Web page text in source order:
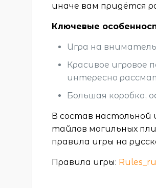
иначе вам придётся
Ключевые
Игра на
Красивое
интересно
Большая коробка,
В состав настольной
тайлов могильных
правила игры на
Правила игры: